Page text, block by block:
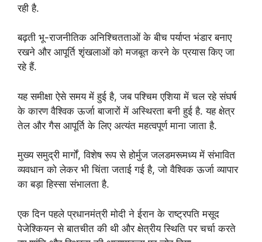
रही है.
बढ़ती भू-राजनीतिक अनिश्चितताओं के बीच पर्याप्त भंडार बनाए
रखने और आपूर्ति शृंखलाओं को मजबूत करने के प्रयास किए जा
रहे हैं.
यह समीक्षा ऐसे समय में हुई है, जब पश्चिम एशिया में चल रहे संघर्ष
के कारण वैश्विक ऊर्जा बाजारों में अस्थिरता बनी हुई है. यह क्षेत्र
तेल और गैस आपूर्ति के लिए अत्यंत महत्वपूर्ण माना जाता है.
मुख्य समुद्री मार्गों, विशेष रूप से होर्मुज जलडमरूमध्य में संभावित
व्यवधान को लेकर भी चिंता जताई गई है, जो वैश्विक ऊर्जा व्यापार
का बड़ा हिस्सा संभालता है.
एक दिन पहले प्रधानमंत्री मोदी ने ईरान के राष्ट्रपति मसूद
पेजेश्कियन से बातचीत की थी और क्षेत्रीय स्थिति पर चर्चा करते